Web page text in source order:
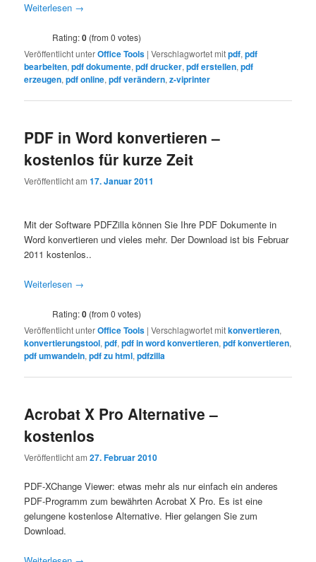
Weiterlesen →
Rating:0 (from 0 votes)
Veröffentlicht unterOffice Tools |Verschlagwortet mitpdf,pdf
bearbeiten,pdf dokumente,pdf drucker,pdf erstellen,pdf
erzeugen,pdf online,pdf verändern,z-viprinter
PDF in Word konvertieren –
kostenlos für kurze Zeit
Veröffentlicht am17. Januar 2011
Mit der Software PDFZilla können Sie Ihre PDF Dokumente in
Word konvertieren und vieles mehr. Der Download ist bis Februar
2011 kostenlos..
Weiterlesen →
Rating:0 (from 0 votes)
Veröffentlicht unterOffice Tools |Verschlagwortet mitkonvertieren,
konvertierungstool,pdf,pdf in word konvertieren,pdf konvertieren,
pdf umwandeln,pdf zu html,pdfzilla
Acrobat X Pro Alternative –
kostenlos
Veröffentlicht am27. Februar 2010
PDF-XChange Viewer: etwas mehr als nur einfach ein anderes
PDF-Programm zum bewährten Acrobat X Pro. Es ist eine
gelungene kostenlose Alternative. Hier gelangen Sie zum
Download.